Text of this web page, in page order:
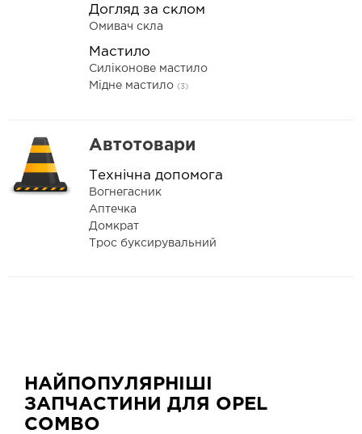
Догляд за склом
Омивач скла
Мастило
Силіконове мастило
Мідне мастило (3)
Автотовари
Технічна допомога
Вогнегасник
Аптечка
Домкрат
Трос буксирувальний
НАЙПОПУЛЯРНІШІ
ЗАПЧАСТИНИ ДЛЯ OPEL
COMBO